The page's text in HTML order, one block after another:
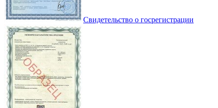
Свидетельство о госрегистрации